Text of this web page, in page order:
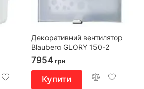
Декоративний вентилятор
Blauberg GLORY 150-2
7954 грн
Купити